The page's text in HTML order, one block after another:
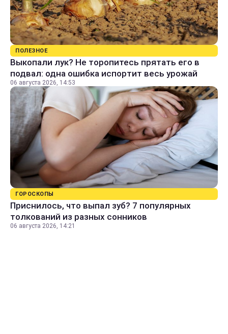
ПОЛЕЗНОЕ
Выкопали лук? Не торопитесь прятать его в
подвал: одна ошибка испортит весь урожай
06 августа 2026, 14:53
ГОРОСКОПЫ
Приснилось, что выпал зуб? 7 популярных
толкований из разных сонников
06 августа 2026, 14:21